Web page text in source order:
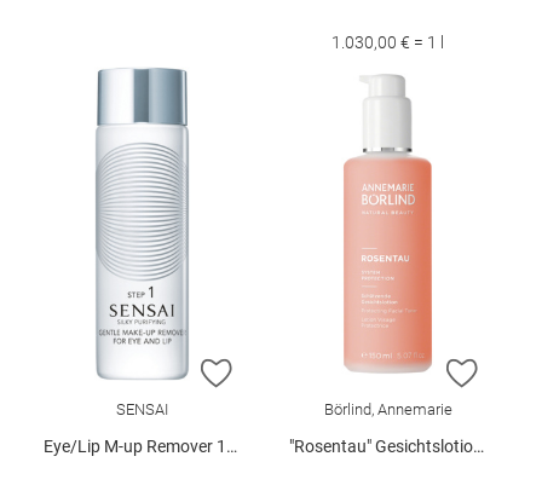
1.030,00 € = 1 l
ZUR WUNSCHLISTE HINZUFÜGEN
SENSAI
Eye/Lip M-up Remover 150 ml
ZUR
Börlind, Annemarie
"Rosentau" Gesichtslotion 150 ml